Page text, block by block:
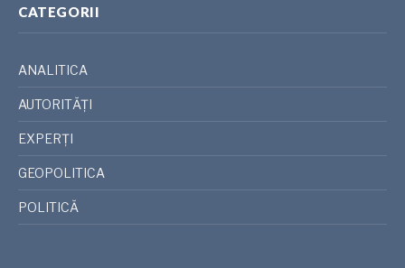
CATEGORII
ANALITICA
AUTORITĂȚI
EXPERȚI
GEOPOLITICA
POLITICĂ